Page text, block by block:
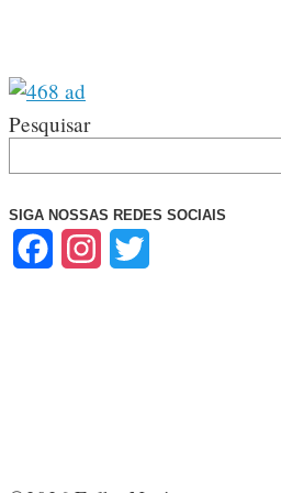
Pesquisar
SIGA NOSSAS REDES SOCIAIS
FacebookInstagram